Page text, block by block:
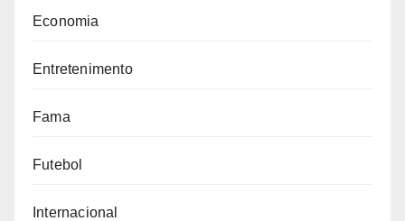
Economia
Entretenimento
Fama
Futebol
Internacional